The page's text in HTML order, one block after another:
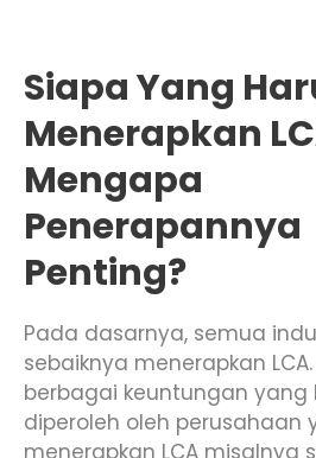
Siapa Yang
Menerapkan
Mengapa
Penerapannya
Penting?
Pada dasarnya, semua
sebaiknya menerapkan
berbagai keuntungan yang
diperoleh oleh perusahaan
menerapkan LCA misalnya